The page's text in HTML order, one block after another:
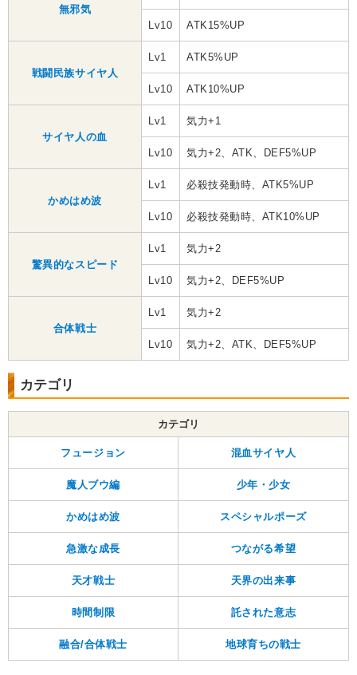
無邪気
Lv10
ATK15%UP
戦闘民族サイヤ人
Lv1 ATK5%UP
Lv10 ATK10%UP
サイヤ人の血
Lv1 気力+1
Lv10 気力+2、ATK、DEF5%UP
かめはめ波
Lv1 必殺技発動時、ATK5%UP
Lv10 必殺技発動時、ATK10%UP
驚異的なスピード
Lv1 気力+2
Lv10 気力+2、DEF5%UP
合体戦士
Lv1 気力+2
Lv10 気力+2、ATK、DEF5%UP
カテゴリ
カテゴリ
フュージョン 混血サイヤ人
魔人ブウ編 少年・少女
かめはめ波 スペシャルポーズ
急激な成長 つながる希望
天才戦士 天界の出来事
時間制限 託された意志
融合/合体戦士 地球育ちの戦士